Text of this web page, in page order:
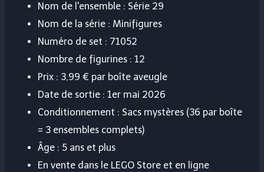
Nom de l'ensemble : Série 29
Nom de la série : Minifigures
Numéro de set : 71052
Nombre de figurines : 12
Prix ​​: 3,99 € par boîte aveugle
Date de sortie : 1er mai 2026
Conditionnement : Sacs mystères (36 par boîte
= 3 ensembles complets)
Âge : 5 ans et plus
En vente dans le LEGO Store et en ligne